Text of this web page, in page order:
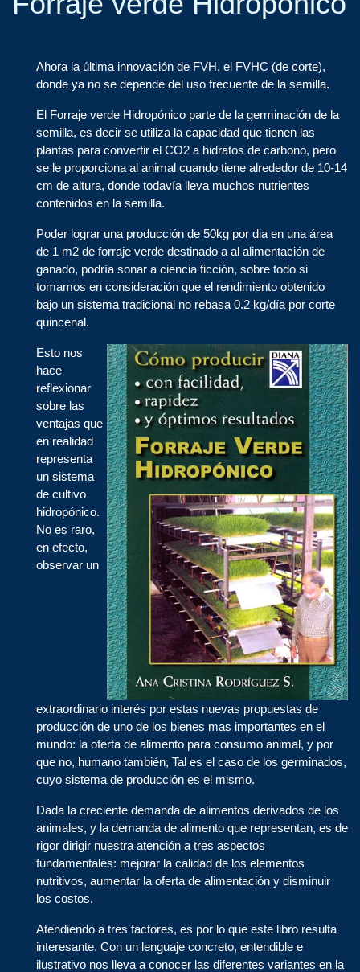
Ahora la última innovación de FVH, el FVHC (de corte),
donde ya no se depende del uso frecuente de la semilla.
El Forraje verde Hidropónico parte de la germinación de la
semilla, es decir se utiliza la capacidad que tienen las
plantas para convertir el CO2 a hidratos de carbono, pero
se le proporciona al animal cuando tiene alrededor de 10-14
cm de altura, donde todavía lleva muchos nutrientes
contenidos en la semilla.
Poder lograr una producción de 50kg por dia en una área
de 1 m2 de forraje verde destinado a al alimentación de
ganado, podría sonar a ciencia ficción, sobre todo si
tomamos en consideración que el rendimiento obtenido
bajo un sistema tradicional no rebasa 0.2 kg/día por corte
quincenal.
Esto nos
hace
reflexionar
sobre las
ventajas que
en realidad
representa
un sistema
de cultivo
hidropónico.
No es raro,
en efecto,
observar un
extraordinario interés por estas nuevas propuestas de
producción de uno de los bienes mas importantes en el
mundo: la oferta de alimento para consumo animal, y por
que no, humano también, Tal es el caso de los germinados,
cuyo sistema de producción es el mismo.
Dada la creciente demanda de alimentos derivados de los
animales, y la demanda de alimento que representan, es de
rigor dirigir nuestra atención a tres aspectos
fundamentales: mejorar la calidad de los elementos
nutritivos, aumentar la oferta de alimentación y disminuir
los costos.
Atendiendo a tres factores, es por lo que este libro resulta
interesante. Con un lenguaje concreto, entendible e
ilustrativo nos lleva a conocer las diferentes variantes en la